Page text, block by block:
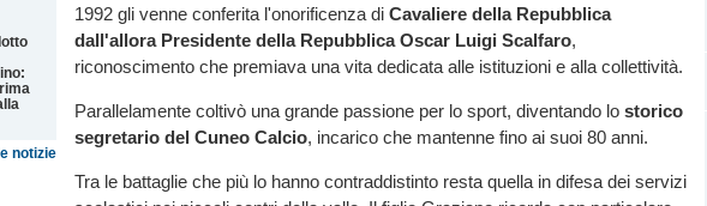
notizie
1992 gli venne conferita l'onorificenza di Cavaliere della Repubblica
dall'allora Presidente della Repubblica Oscar Luigi Scalfaro,
riconoscimento che premiava una vita dedicata alle istituzioni e alla collettività.
Parallelamente coltivò una grande passione per lo sport, diventando lo storico
segretario del Cuneo Calcio, incarico che mantenne fino ai suoi 80 anni.
Tra le battaglie che più lo hanno contraddistinto resta quella in difesa dei servizi